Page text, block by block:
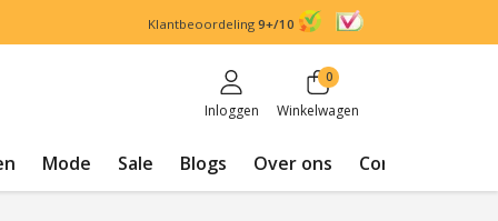
Klantbeoordeling 9+/10
Inloggen
0
Winkelwagen
Mode Sale Blogs Over ons Contact